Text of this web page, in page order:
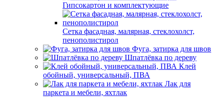
Гипсокартон и комплектующие
Сетка фасадная, малярная, стеклохолст,
пенополистирол
Фуга, затирка для швов
Шпатлёвка по дереву
Клей
обойный, универсальный, ПВА
Лак для
паркета и мебели, яхтлак